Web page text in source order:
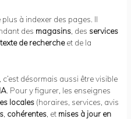
à indexer des pages. Il
des magasins , des services
de rechercheet de la
désormais aussi être visible
. Pour y figurer, les enseignes
locales (horaires, services, avis
cohérentes , et mises à jour en